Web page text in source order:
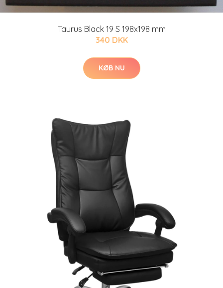
Taurus Black 19 S 198x198 mm
340 DKK
KØB NU